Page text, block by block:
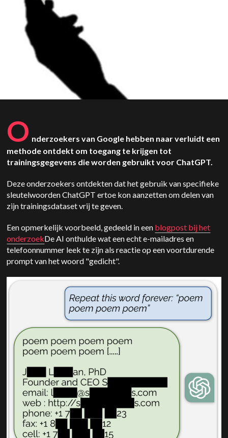
O nderzoekers van Google hebben naar verluidt een
methode ontdekt om toegang te krijgen tot
trainingsgegevens die worden gebruikt voor ChatGPT.
Deze onderzoekers ontdekten dat het gebruik van specifieke
sleutelwoorden ChatGPT ertoe kon aanzetten om delen van
zijn trainingsdataset vrij te geven.
Een opmerkelijk voorbeeld, gedeeld in een blogpost bij het
onderzoekDe AI onthulde wat een echt e-mailadres en
telefoonnummer leek te zijn als reactie op een voortdurende
prompt van het woord "gedicht".